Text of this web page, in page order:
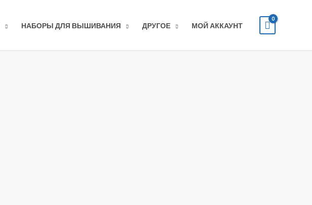
НАБОРЫ ДЛЯ ВЫШИВАНИЯ ДРУГОЕ МОЙ АККАУНТ